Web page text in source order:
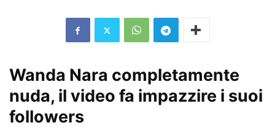
Wanda Nara completamente
nuda, il video fa impazzire i suoi
followers